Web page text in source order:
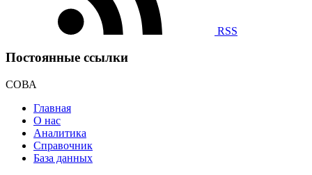
RSS
Постоянные ссылки
СОВА
Главная
О нас
Аналитика
Справочник
База данных